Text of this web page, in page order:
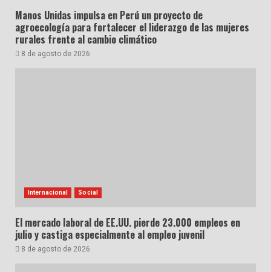
Manos Unidas impulsa en Perú un proyecto de
agroecología para fortalecer el liderazgo de las mujeres
rurales frente al cambio climático
8 de agosto de 2026
Internacional Social
El mercado laboral de EE.UU. pierde 23.000 empleos en
julio y castiga especialmente al empleo juvenil
8 de agosto de 2026